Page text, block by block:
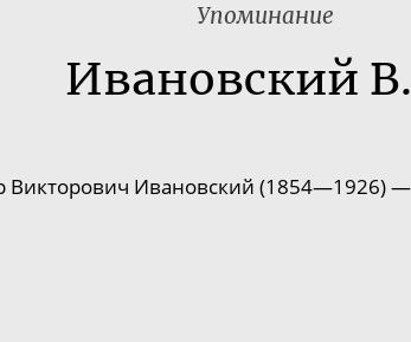
Упоминание
Ивановский
Викторович Ивановский (1854—1926)